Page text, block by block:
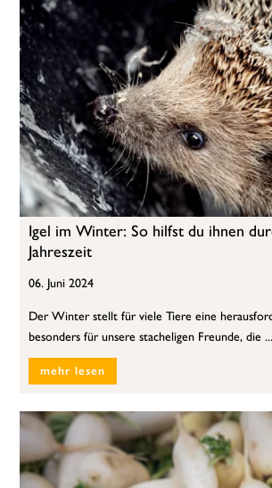
Igel im Winter: So hilfst du ihnen
Jahreszeit
06. Juni 2024
Der Winter stellt für viele Tiere eine
besonders für unsere stacheligen Freunde, die ...
mehr lesen